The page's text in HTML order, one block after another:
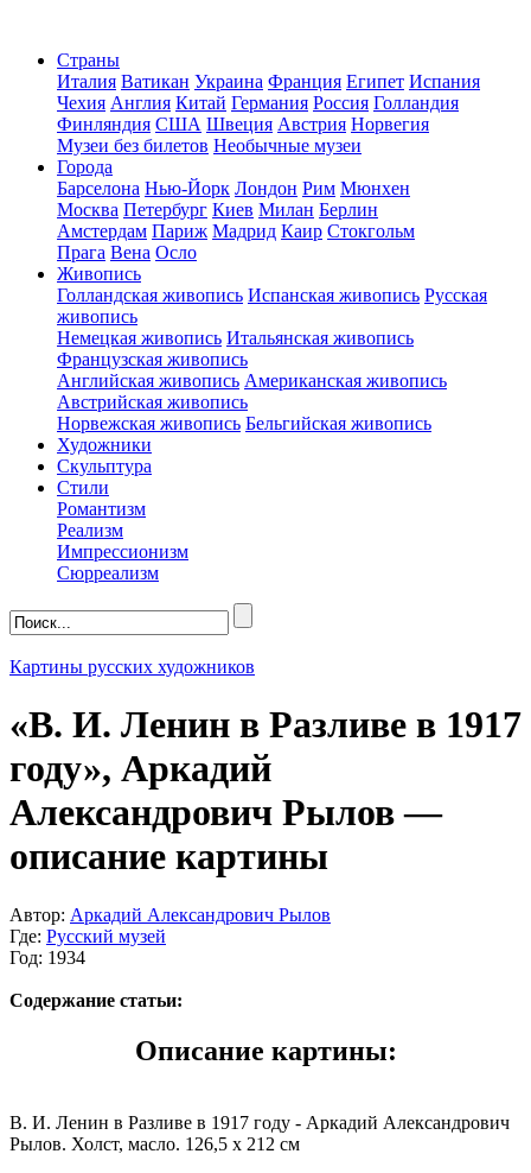
Страны
Италия Ватикан Украина Франция Египет Испания
Чехия Англия Китай Германия Россия Голландия
Финляндия США Швеция Австрия Норвегия
Музеи без билетов Необычные музеи
Города
Барселона Нью-Йорк Лондон Рим Мюнхен
Москва Петербург Киев Милан Берлин
Амстердам Париж Мадрид Каир Стокгольм
Прага Вена Осло
Живопись
Голландская живопись Испанская живопись Русская
живопись
Немецкая живопись Итальянская живопись
Французская живопись
Английская живопись Американская живопись
Австрийская живопись
Норвежская живопись Бельгийская живопись
Художники
Скульптура
Стили
Романтизм
Реализм
Импрессионизм
Сюрреализм
Картины русских художников
«В. И. Ленин в Разливе в 1917
году», Аркадий
Александрович Рылов —
описание картины
Автор: Аркадий Александрович Рылов
Где: Русский музей
Год: 1934
Содержание статьи:
Описание картины:
В. И. Ленин в Разливе в 1917 году - Аркадий Александрович
Рылов. Холст, масло. 126,5 x 212 см